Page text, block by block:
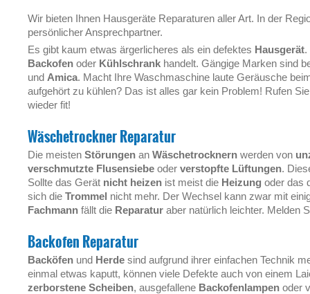
Wir bieten Ihnen Hausgeräte Reparaturen aller Art. In der
persönlicher Ansprechpartner.
Es gibt kaum etwas ärgerlicheres als ein defektes Hausgerät.
Backofen oder Kühlschrank handelt. Gängige Marken sind
und Amica. Macht Ihre Waschmaschine laute Geräusche
aufgehört zu kühlen? Das ist alles gar kein Problem! Rufen
wieder fit!
Wäschetrockner Reparatur
Die meisten Störungen an Wäschetrocknern werden von
verschmutzte Flusensiebe oder verstopfte Lüftungen.
Sollte das Gerät nicht heizen ist meist die Heizung oder das
sich die Trommel nicht mehr. Der Wechsel kann zwar mit
Fachmann fällt die Reparatur aber natürlich leichter. Melden
Backofen Reparatur
Backöfen und Herde sind aufgrund ihrer einfachen Technik
einmal etwas kaputt, können viele Defekte auch von einem
zerborstene Scheiben, ausgefallene Backofenlampen oder